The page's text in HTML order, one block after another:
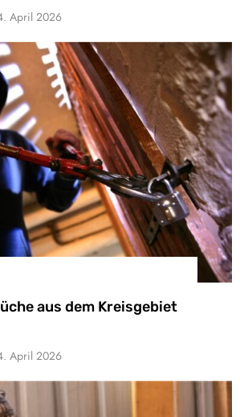
April 2026
aus dem Kreisgebiet
April 2026